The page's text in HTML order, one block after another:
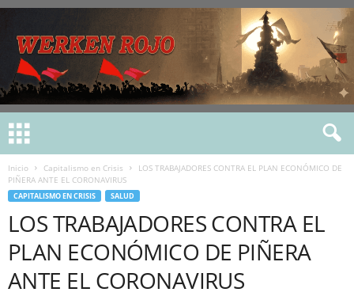
Inicio Capitalismo en Crisis
LOS TRABAJADORES CONTRA EL PLAN ECONÓMICO DE
PIÑERA ANTE EL CORONAVIRUS
CAPITALISMO EN CRISIS SALUD
LOS TRABAJADORES CONTRA EL
PLAN ECONÓMICO DE PIÑERA
ANTE EL CORONAVIRUS